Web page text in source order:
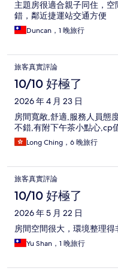
主題房很適合親子同住，
錯，鄰近捷運站交通方便
Duncan，1 晚旅行
旅客真實評論
10/10 好極了
2026 年 4 月 23 日
房間寬敞,舒適,服務人員態
不錯,有附下午茶小點心,cp
Long Ching，6 晚旅行
旅客真實評論
10/10 好極了
2026 年 5 月 22 日
房間空間很大，環境整理
Yu Shan，1 晚旅行